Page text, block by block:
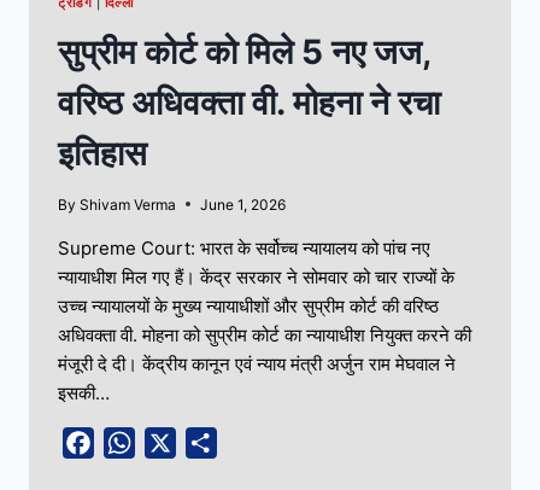
सुप्रीम कोर्ट को मिले 5 नए जज,
वरिष्ठ अधिवक्ता वी. मोहना ने रचा
इतिहास
By Shivam Verma June 1, 2026
Supreme Court: भारत के सर्वोच्च न्यायालय को पांच नए
न्यायाधीश मिल गए हैं। केंद्र सरकार ने सोमवार को चार राज्यों के
उच्च न्यायालयों के मुख्य न्यायाधीशों और सुप्रीम कोर्ट की वरिष्ठ
अधिवक्ता वी. मोहना को सुप्रीम कोर्ट का न्यायाधीश नियुक्त करने की
मंजूरी दे दी। केंद्रीय कानून एवं न्याय मंत्री अर्जुन राम मेघवाल ने
इसकी…
FacebookWhatsApp